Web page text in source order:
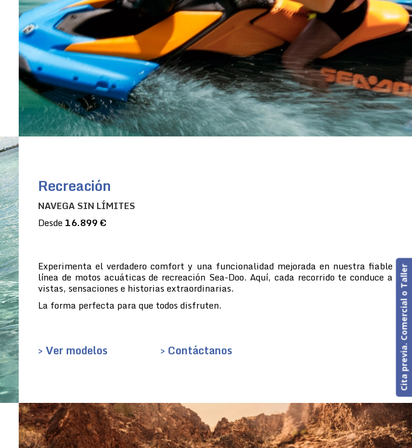
Recreación
NAVEGA SIN LÍMITES
Desde 16.899 €
Experimenta el verdadero comfort y una funcionalidad mejorada en nuestra fiable
línea de motos acuáticas de recreación Sea-Doo. Aquí, cada recorrido te conduce a
vistas, sensaciones e historias extraordinarias.
La forma perfecta para que todos disfruten.
> Ver modelos > Contáctanos Cita previa. Comercial o Taller